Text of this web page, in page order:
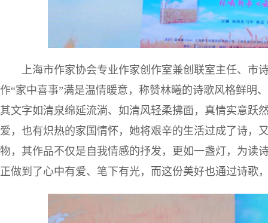
上海市作家协会专业作家创作室兼创联室主任、
作“家中喜事”满是温情暖意，称赞林曦的诗歌风格鲜明
其文字如清泉绵延流淌、如清风轻柔拂面，真情实意跃
爱，也有炽热的家国情怀，她将艰辛的生活过成了诗，
物，其作品不仅是自我情感的抒发，更如一盏灯，为读
正做到了心中有爱、笔下有光，而这份美好也通过诗歌